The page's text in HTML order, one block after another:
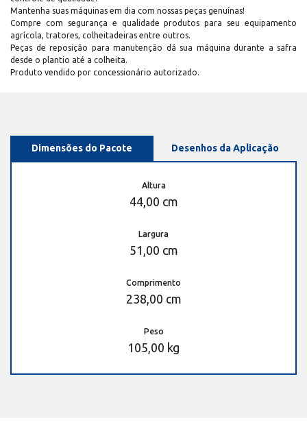
Mantenha suas máquinas em dia com nossas peças genuínas!
Compre com segurança e qualidade produtos para seu equipamento
agrícola, tratores, colheitadeiras entre outros.
Peças de reposição para manutenção dá sua máquina durante a safra
desde o plantio até a colheita.
Produto vendido por concessionário autorizado.
Dimensões do Pacote Desenhos da Aplicação
Altura
44,00 cm
Largura
51,00 cm
Comprimento
238,00 cm
Peso
105,00 kg